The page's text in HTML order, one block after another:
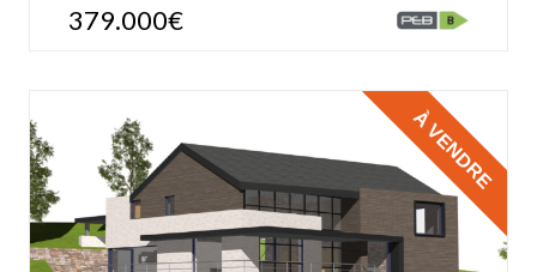
379.000€
À VENDRE